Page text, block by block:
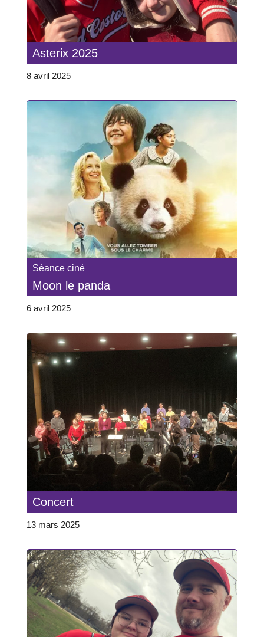
Asterix 2025
8 avril 2025
Séance ciné
Moon le panda
6 avril 2025
Concert
13 mars 2025